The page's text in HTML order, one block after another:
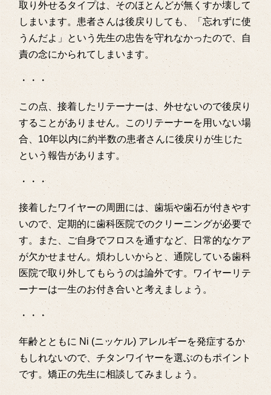
取り外せるタイプは、そのほとんどが無くすか壊して
しまいます。患者さんは後戻りしても、「忘れずに使
うんだよ」という先生の忠告を守れなかったので、自
責の念にかられてしまいます。
・・・
この点、接着したリテーナーは、外せないので後戻り
することがありません。このリテーナーを用いない場
合、10年以内に約半数の患者さんに後戻りが生じた
という報告があります。
・・・
接着したワイヤーの周囲には、歯垢や歯石が付きやす
いので、定期的に歯科医院でのクリーニングが必要で
す。また、ご自身でフロスを通すなど、日常的なケア
が欠かせません。煩わしいからと、通院している歯科
医院で取り外してもらうのは論外です。ワイヤーリテ
ーナーは一生のお付き合いと考えましょう。
・・・
年齢とともに Ni (ニッケル) アレルギーを発症するか
もしれないので、チタンワイヤーを選ぶのもポイント
です。矯正の先生に相談してみましょう。